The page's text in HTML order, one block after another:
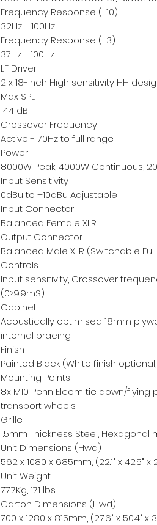
Frequency Response (-10)
32Hz - 100Hz
Frequency Response (-3)
37Hz - 100Hz
LF Driver
2 x 18-inch High sensitivity HH
Max SPL
144 dB
Crossover Frequency
Active - 70Hz to full range
Power
8000W Peak, 4000W Continuous,
Input Sensitivity
0dBu to +10dBu Adjustable
Input Connector
Balanced Female XLR
Output Connector
Balanced Male XLR (Switchable
Controls
Input sensitivity, Crossover
(0>9.9mS)
Cabinet
Acoustically optimised 18mm
internal bracing
Finish
Painted Black (White finish
Mounting Points
8x M10 Penn Elcom tie down/flying
transport wheels
Grille
1.5mm Thickness Steel,
Unit Dimensions (Hwd)
562 x 1080 x 685mm, (22.1" x 42.5" x
Unit Weight
77.7Kg, 171 lbs
Carton Dimensions (Hwd)
700 x 1280 x 815mm, (27.6" x 50.4" x